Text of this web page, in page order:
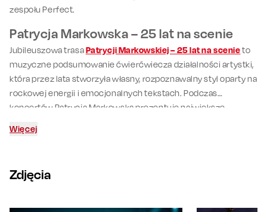
zespołu Perfect.
Patrycja Markowska – 25 lat na scenie
Jubileuszowa trasaPatrycji Markowskiej – 25 lat na scenieto
muzyczne podsumowanie ćwierćwiecza działalności artystki,
która przez lata stworzyła własny, rozpoznawalny styl oparty na
rockowej energii i emocjonalnych tekstach. Podczas
koncertów Patrycja Markowska prezentuje największe
uzupełniają także utwory rzadziej wykonywane na żywo,
Więcej
Zdjęcia